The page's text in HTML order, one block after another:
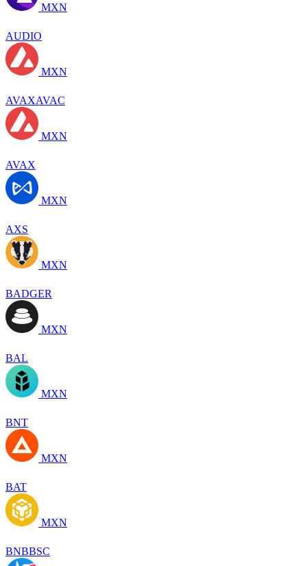
MXN
AUDIO
MXN
AVAXAVAC
MXN
AVAX
MXN
AXS
MXN
BADGER
MXN
BAL
MXN
BNT
MXN
BAT
MXN
BNBBSC